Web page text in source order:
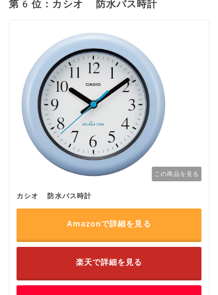
第6位：カシオ 防水バス時計
この商品を見る
カシオ 防水バス時計
Amazonで詳細を見る
楽天で詳細を見る